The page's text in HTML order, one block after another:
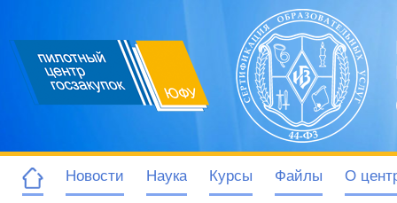
Новости Наука Курсы Файлы О